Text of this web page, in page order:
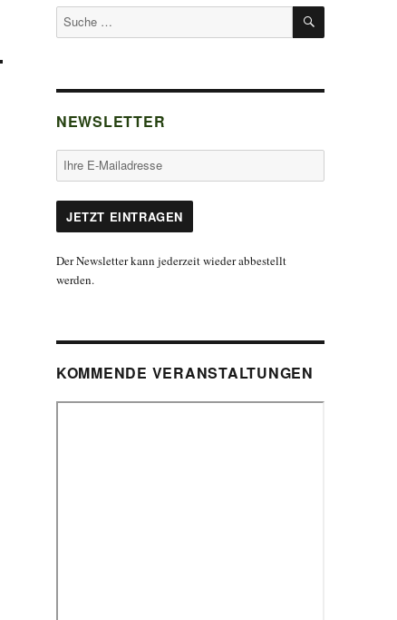
Suche
nach:
SUCHEN
NEWSLETTER
Der Newsletter kann jederzeit wieder abbestellt
werden.
KOMMENDE VERANSTALTUNGEN